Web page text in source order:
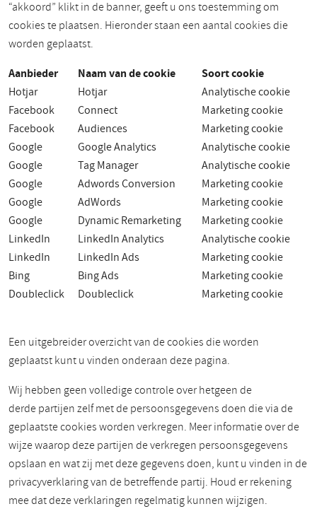
“akkoord” klikt in de banner, geeft u ons toestemming om
cookies te plaatsen. Hieronder staan een aantal cookies die
worden geplaatst.
Aanbieder Naam van de cookie Soort cookie
Hotjar Hotjar
Analytische cookie
Facebook
Connect
Marketing cookie
Facebook
Audiences
Marketing cookie
Google
Google Analytics
Analytische cookie
Google
Tag Manager
Analytische cookie
Google
Adwords Conversion
Marketing cookie
Google
AdWords
Marketing cookie
Google
Dynamic Remarketing
Marketing cookie
LinkedIn
LinkedIn Analytics
Analytische cookie
LinkedIn
LinkedIn Ads
Marketing cookie
Bing
Bing Ads
Marketing cookie
Doubleclick
Doubleclick Marketing cookie
Een uitgebreider overzicht van de cookies die worden
geplaatst kunt u vinden onderaan deze pagina.
Wij hebben geen volledige controle over hetgeen de
derde partijen zelf met de persoonsgegevens doen die via de
geplaatste cookies worden verkregen. Meer informatie over de
wijze waarop deze partijen de verkregen persoonsgegevens
opslaan en wat zij met deze gegevens doen, kunt u vinden in de
privacyverklaring van de betreffende partij. Houd er rekening
mee dat deze verklaringen regelmatig kunnen wijzigen.